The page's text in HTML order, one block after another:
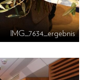
IMG_7634_ergebnis